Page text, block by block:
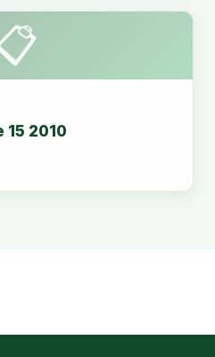
15 2010